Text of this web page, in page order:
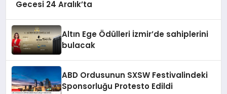
Gecesi 24 Aralık’ta
Altın Ege Ödülleri İzmir’de sahiplerini
bulacak
ABD Ordusunun SXSW Festivalindeki
Sponsorluğu Protesto Edildi